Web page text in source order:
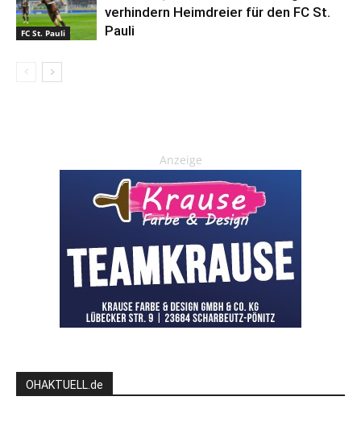
FC St. Pauli
verhindern Heimdreier für den FC St.
Pauli
Anzeige
OHAKTUELL.de